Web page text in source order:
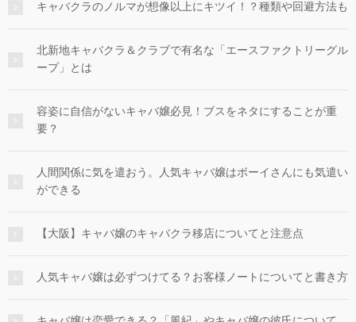
キャバクラのノルマが想像以上にキツイ！？種類や回避方法も
北新地キャバクラ＆クラブで有名な「エースファクトリーグル
ープ」とは
容姿に自信がないキャバ嬢必見！ブスをネタにすることが重
要？
人間関係に気を遣おう。人気キャバ嬢はボーイさんにも気遣い
ができる
【大阪】キャバ嬢のキャバクラ移店についてと注意点
人気キャバ嬢は必ずつけてる？お客様ノートについてと書き方